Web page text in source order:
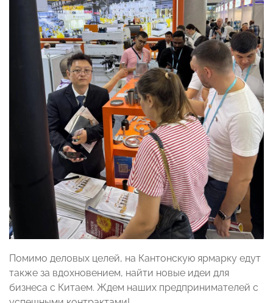
Помимо деловых целей, на Кантонскую ярмарку едут
также за вдохновением, найти новые идеи для
бизнеса с Китаем. Ждем наших предпринимателей с